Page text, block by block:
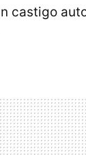
castigo